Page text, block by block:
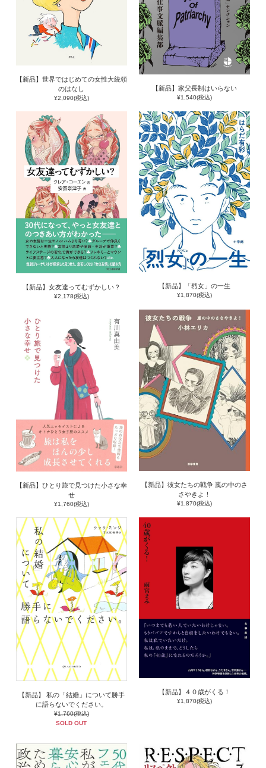
【新品】世界ではじめての女性大統領
のはなし
¥2,090(税込)
【新品】家父長制はいらない
¥1,540(税込)
【新品】女友達ってむずかしい？
¥2,178(税込)
【新品】「烈女」の一生
¥1,870(税込)
【新品】ひとり旅で見つけた小さな幸
せ
¥1,760(税込)
【新品】彼女たちの戦争 嵐の中のさ
さやきよ！
¥1,870(税込)
【新品】 私の「結婚」について勝手
に語らないでください。
¥1,760(税込)
SOLD OUT
【新品】４０歳がくる！
¥1,870(税込)